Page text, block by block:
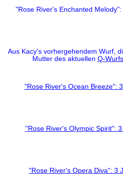
"Rose River's Enchanted
Aus Kacy's vorhergehendem Wurf,
Mutter des aktuellen Q-Wurfs
"Rose River's Ocean Breeze":
"Rose River's Olympic Spirit":
"Rose River's Opera Diva": 3